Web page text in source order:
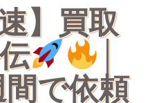
】買取
で依頼